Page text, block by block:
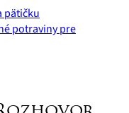
pätičku